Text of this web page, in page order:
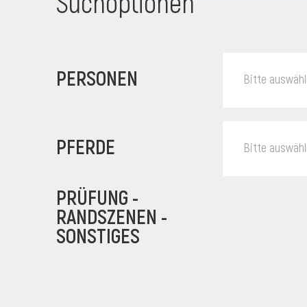
PERSONEN Bitte
PFERDE Bitte
PRÜFUNG -
RANDSZENEN -
SONSTIGES